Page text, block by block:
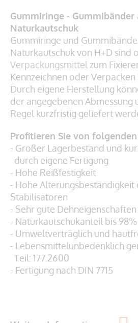
Gummiringe - Gummibänder
Naturkautschuk
Gummiringe und
Naturkautschuk von H+D sind
Verpackungsmittel zum
Kennzeichnen oder Verpacken
Durch eigene Herstellung
der angegebenen Abmessung
Regel kurzfristig geliefert
Profitieren Sie von
- Großer Lagerbestand und
durch eigene Fertigung
- Hohe Reißfestigkeit
- Hohe Alterungsbeständigkeit
Stabilisatoren
- Sehr gute Dehneigenschaften
- Naturkautschukanteil bis 98%
- Umweltverträglich und
- Lebensmittelunbedenklich
Teil: 177.2600
- Fertigung nach DIN 7715